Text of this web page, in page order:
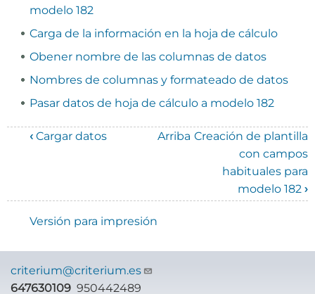
modelo 182
Carga de la información en la hoja de cálculo
Obener nombre de las columnas de datos
Nombres de columnas y formateado de datos
Pasar datos de hoja de cálculo a modelo 182
de
Book
para
Manual
‹ Cargar datos Arriba Creación de plantilla
con campos
habituales para
modelo 182 ›
Versión para impresión
criterium@criterium.es
647630109 950442489